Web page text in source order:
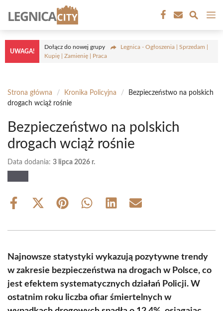
treści
UWAGA!
Dołącz do nowej grupy
Legnica - Ogłoszenia | Sprzedam |
Kupię | Zamienię | Praca
Strona główna / Kronika Policyjna /
Bezpieczeństwo na polskich
drogach wciąż rośnie
Bezpieczeństwo na polskich
drogach wciąż rośnie
Data dodania: 3 lipca 2026 r.
Share
Share
(Twitter)
Share Share Share Share
Najnowsze statystyki wykazują pozytywne trendy
w zakresie bezpieczeństwa na drogach w Polsce, co
jest efektem systematycznych działań Policji. W
ostatnim roku liczba ofiar śmiertelnych w